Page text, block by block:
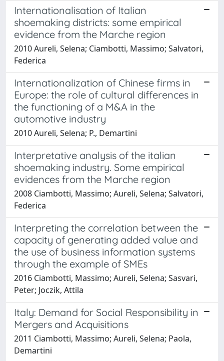
Internationalisation of Italian
shoemaking districts: some empirical
evidence from the Marche region
2010 Aureli, Selena; Ciambotti, Massimo; Salvatori,
Federica
Internationalization of Chinese firms in
Europe: the role of cultural differences in
the functioning of a M&A in the
automotive industry
2010 Aureli, Selena; P., Demartini
Interpretative analysis of the italian
shoemaking industry. Some empirical
evidences from the Marche region
2008 Ciambotti, Massimo; Aureli, Selena; Salvatori,
Federica
Interpreting the correlation between the
capacity of generating added value and
the use of business information systems
through the example of SMEs
2016 Ciambotti, Massimo; Aureli, Selena; Sasvari,
Peter; Joczik, Attila
Italy: Demand for Social Responsibility in
Mergers and Acquisitions
2011 Ciambotti, Massimo; Aureli, Selena; Paola,
Demartini